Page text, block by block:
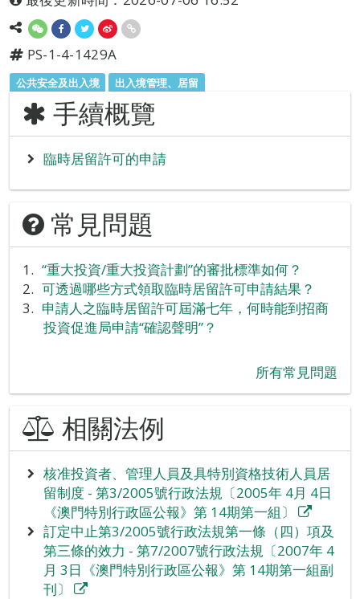
PS-1-4-1429A
公共安全及出入境 出入境管理、居留
手續概覽
臨時居留許可的申請
常見問題
“重大投資/重大投資計劃”的審批標準如何？
可透過哪些方式領取臨時居留許可申請結果？
申請人之臨時居留許可屆滿七年，何時能到招商
投資促進局申請“確認聲明”？
所有常見問題
相關法例
核准投資者、管理人員及具特別資格技術人員居
留制度 - 第3/2005號行政法規〔2005年 4月 4日
《澳門特別行政區公報》第 14期第一組〕
訂定中止第3/2005號行政法規第一條（四）項及
第三條的效力 - 第7/2007號行政法規〔2007年 4
月 3日《澳門特別行政區公報》第 14期第一組副
刊〕